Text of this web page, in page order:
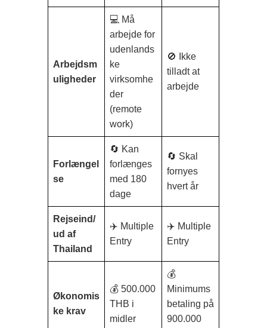
Arbejdsm
uligheder
💻 Må
arbejde for
udenlands
ke
virksomhe
der
(remote
work)
🚫 Ikke
tilladt at
arbejde
Forlængel
se
🔄 Kan
forlænges
med 180
dage
🔄 Skal
fornyes
hvert år
Rejseind/
ud af
Thailand
✈️ Multiple
Entry
✈️ Multiple
Entry
Økonomis
ke krav
💰 500.000
THB i
midler
💰
Minimums
betaling på
900.000